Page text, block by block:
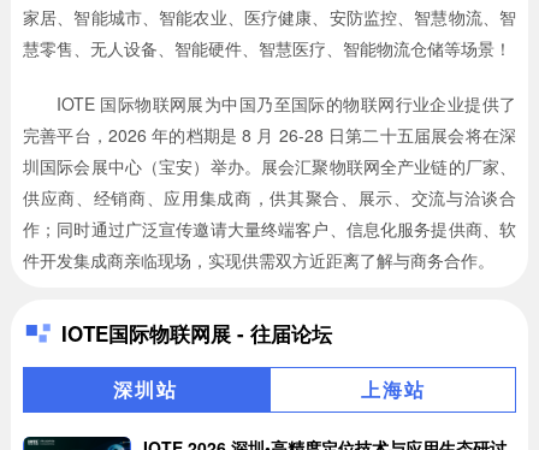
家居、智能城市、智能农业、医疗健康、安防监控、智慧物流、智
慧零售、无人设备、智能硬件、智慧医疗、智能物流仓储等场景！
IOTE 国际物联网展为中国乃至国际的物联网行业企业提供了
完善平台，2026 年的档期是 8 月 26-28 日第二十五届展会将在深
圳国际会展中心（宝安）举办。展会汇聚物联网全产业链的厂家、
供应商、经销商、应用集成商，供其聚合、展示、交流与洽谈合
作；同时通过广泛宣传邀请大量终端客户、信息化服务提供商、软
件开发集成商亲临现场，实现供需双方近距离了解与商务合作。
IOTE国际物联网展 - 往届论坛
深圳站 上海站